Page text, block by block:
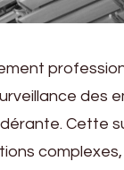
des
Cette